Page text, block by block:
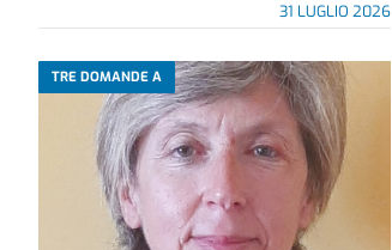
31 LUGLIO 2026
TRE DOMANDE A